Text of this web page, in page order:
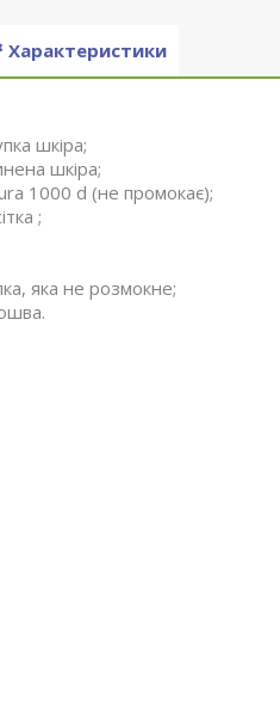
Характеристики
шкіра;
шкіра;
1000 d (не промокає);
;
яка не розмокне;